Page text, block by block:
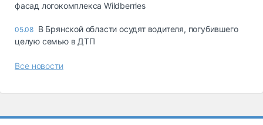
фасад логокомплекса Wildberries
05.08 В Брянской области осудят водителя, погубившего
целую семью в ДТП
Все новости